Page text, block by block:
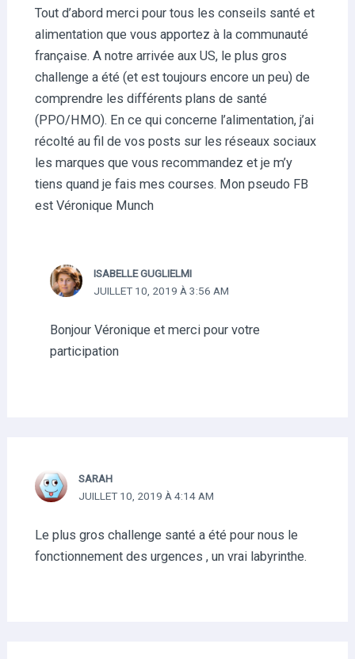
Tout d’abord merci pour tous les conseils santé et
alimentation que vous apportez à la communauté
française. A notre arrivée aux US, le plus gros
challenge a été (et est toujours encore un peu) de
comprendre les différents plans de santé
(PPO/HMO). En ce qui concerne l’alimentation, j’ai
récolté au fil de vos posts sur les réseaux sociaux
les marques que vous recommandez et je m’y
tiens quand je fais mes courses. Mon pseudo FB
est Véronique Munch
ISABELLE GUGLIELMI
JUILLET 10, 2019 À 3:56 AM
Bonjour Véronique et merci pour votre
participation
SARAH
JUILLET 10, 2019 À 4:14 AM
Le plus gros challenge santé a été pour nous le
fonctionnement des urgences , un vrai labyrinthe.